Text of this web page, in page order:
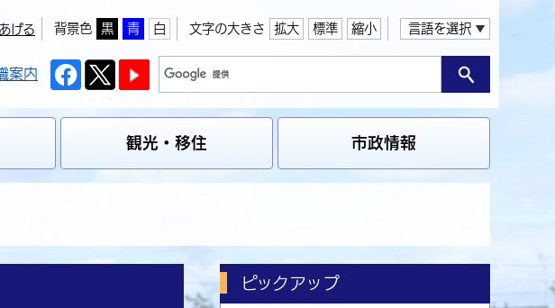
げる 背景色 黒 青 白 文字の大きさ 拡大 標準 縮小 言語を選択
案内
観光・移住 市政情報
ピックアップ